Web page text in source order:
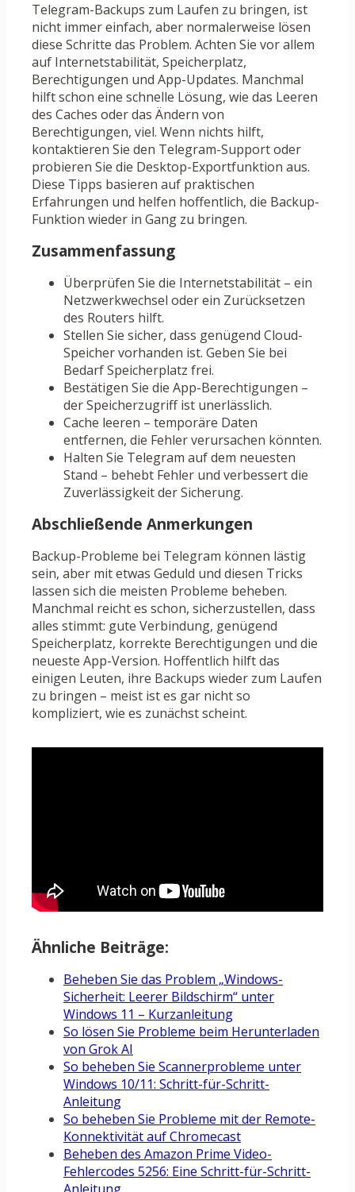
Telegram-Backups zum Laufen zu bringen, ist
nicht immer einfach, aber normalerweise lösen
diese Schritte das Problem. Achten Sie vor allem
auf Internetstabilität, Speicherplatz,
Berechtigungen und App-Updates. Manchmal
hilft schon eine schnelle Lösung, wie das Leeren
des Caches oder das Ändern von
Berechtigungen, viel. Wenn nichts hilft,
kontaktieren Sie den Telegram-Support oder
probieren Sie die Desktop-Exportfunktion aus.
Diese Tipps basieren auf praktischen
Erfahrungen und helfen hoffentlich, die Backup-
Funktion wieder in Gang zu bringen.
Zusammenfassung
Überprüfen Sie die Internetstabilität – ein
Netzwerkwechsel oder ein Zurücksetzen
des Routers hilft.
Stellen Sie sicher, dass genügend Cloud-
Speicher vorhanden ist. Geben Sie bei
Bedarf Speicherplatz frei.
Bestätigen Sie die App-Berechtigungen –
der Speicherzugriff ist unerlässlich.
Cache leeren – temporäre Daten
entfernen, die Fehler verursachen könnten.
Halten Sie Telegram auf dem neuesten
Stand – behebt Fehler und verbessert die
Zuverlässigkeit der Sicherung.
Abschließende Anmerkungen
Backup-Probleme bei Telegram können lästig
sein, aber mit etwas Geduld und diesen Tricks
lassen sich die meisten Probleme beheben.
Manchmal reicht es schon, sicherzustellen, dass
alles stimmt: gute Verbindung, genügend
Speicherplatz, korrekte Berechtigungen und die
neueste App-Version. Hoffentlich hilft das
einigen Leuten, ihre Backups wieder zum Laufen
zu bringen – meist ist es gar nicht so
kompliziert, wie es zunächst scheint.
Ähnliche Beiträge:
Beheben Sie das Problem „Windows-
Sicherheit: Leerer Bildschirm“ unter
Windows 11 – Kurzanleitung
So lösen Sie Probleme beim Herunterladen
von Grok AI
So beheben Sie Scannerprobleme unter
Windows 10/11: Schritt-für-Schritt-
Anleitung
So beheben Sie Probleme mit der Remote-
Konnektivität auf Chromecast
Beheben des Amazon Prime Video-
Fehlercodes 5256: Eine Schritt-für-Schritt-